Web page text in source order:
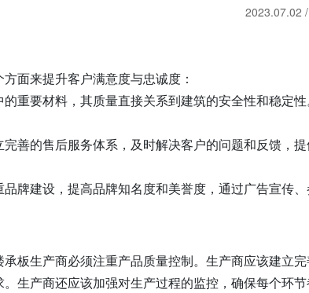
2023.07.02 /
面来提升客户满意度与忠诚度：
重要材料，其质量直接关系到建筑的安全性和稳定
善的售后服务体系，及时解决客户的问题和反馈，
牌建设，提高品牌知名度和美誉度，通过广告宣传
板生产商必须注重产品质量控制。生产商应该建立
生产商还应该加强对生产过程的监控，确保每个环